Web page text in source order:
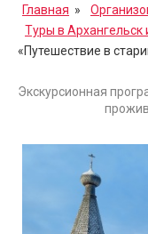
Главная »
Туры в Архангельск
«Путешествие в
Экскурсионная